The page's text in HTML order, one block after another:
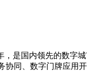
，是国内领先的数字
同、数字门牌应用